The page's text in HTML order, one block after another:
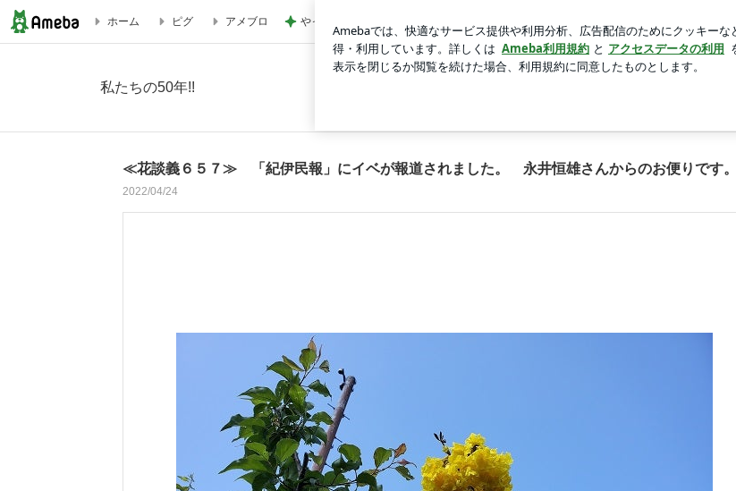
≪花談義６５７≫ 「紀伊民報」にイベが報道されました。 永井恒雄さんからのお便りです。の画像 6枚中5枚目
ホーム ピグ アメブロ やっとコンプできたカプセルトイ
私たちの50年!!
≪花談義６５７≫ 「紀伊民報」にイベが報道されました。 永井恒雄さんからのお便りです。
2022/04/24